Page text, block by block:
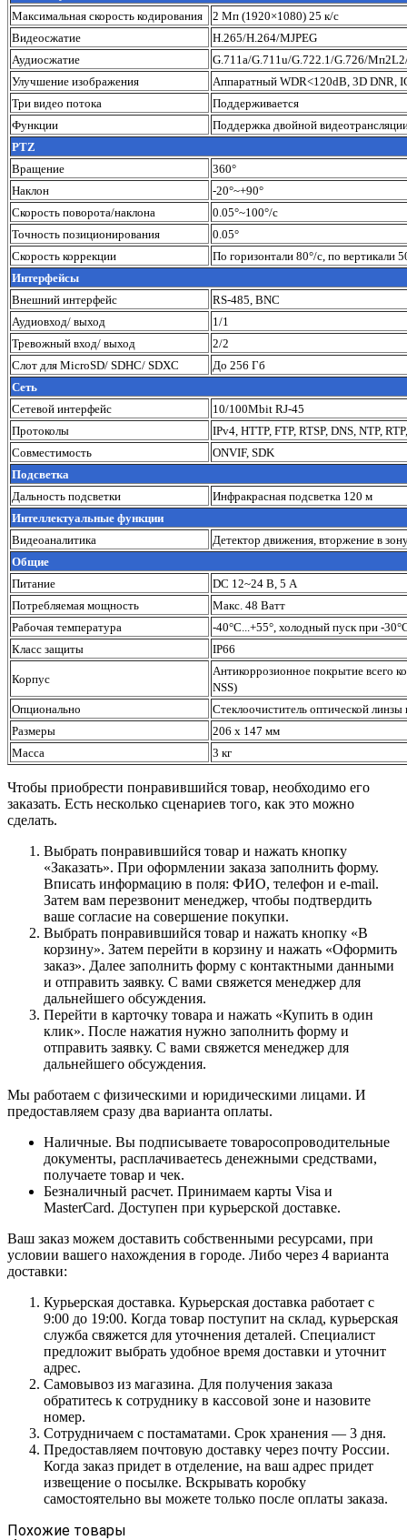
Максимальная скорость кодирования
2 Мп (1920×1080) 25 к/с
Видеосжатие
H.265/H.264/MJPEG
Аудиосжатие
G.711a/G.711u/G.722.1/G.726/
Улучшение изображения
Аппаратный WDR<120dB, 3D DNR,
Три видео потока
Поддерживается
Функции
Поддержка двойной
PTZ
Вращение
360°
Наклон
-20°~+90°
Скорость поворота/наклона
0.05°~100°/с
Точность позиционирования
0.05°
Скорость коррекции
По горизонтали 80°/с, по вертикали
Интерфейсы
Внешний интерфейс
RS-485, BNC
Аудиовход/ выход
1/1
Тревожный вход/ выход
2/2
Слот для MicroSD/ SDHC/ SDXC
До 256 Гб
Сеть
Сетевой интерфейс
10/100Mbit RJ-45
Протоколы
IPv4, HTTP, FTP, RTSP, DNS, NTP,
Совместимость
ONVIF, SDK
Подсветка
Дальность подсветки
Инфракрасная подсветка 120 м
Интеллектуальные функции
Видеоаналитика
Детектор движения, вторжение в
Общие
Питание
DC 12~24 В, 5 А
Потребляемая мощность
Макс. 48 Ватт
Рабочая температура
-40°C...+55°, холодный пуск при -
Класс защиты
IP66
Корпус
Антикоррозионное покрытие всего
NSS)
Опционально
Стеклоочиститель оптической
Размеры
206 х 147 мм
Масса
3 кг
Чтобы приобрести понравившийся товар, необходимо его
заказать. Есть несколько сценариев того, как это можно
сделать.
Выбрать понравившийся товар и нажать кнопку
«Заказать». При оформлении заказа заполнить форму.
Вписать информацию в поля: ФИО, телефон и e-mail.
Затем вам перезвонит менеджер, чтобы подтвердить
ваше согласие на совершение покупки.
Выбрать понравившийся товар и нажать кнопку «В
корзину». Затем перейти в корзину и нажать «Оформить
заказ». Далее заполнить форму с контактными данными
и отправить заявку. С вами свяжется менеджер для
дальнейшего обсуждения.
Перейти в карточку товара и нажать «Купить в один
клик». После нажатия нужно заполнить форму и
отправить заявку. С вами свяжется менеджер для
дальнейшего обсуждения.
Мы работаем с физическими и юридическими лицами. И
предоставляем сразу два варианта оплаты.
Наличные. Вы подписываете товаросопроводительные
документы, расплачиваетесь денежными средствами,
получаете товар и чек.
Безналичный расчет. Принимаем карты Visa и
MasterCard. Доступен при курьерской доставке.
Ваш заказ можем доставить собственными ресурсами, при
условии вашего нахождения в городе. Либо через 4 варианта
доставки:
Курьерская доставка. Курьерская доставка работает с
9:00 до 19:00. Когда товар поступит на склад, курьерская
служба свяжется для уточнения деталей. Специалист
предложит выбрать удобное время доставки и уточнит
адрес.
Самовывоз из магазина. Для получения заказа
обратитесь к сотруднику в кассовой зоне и назовите
номер.
Сотрудничаем с постаматами. Срок хранения — 3 дня.
Предоставляем почтовую доставку через почту России.
Когда заказ придет в отделение, на ваш адрес придет
извещение о посылке. Вскрывать коробку
самостоятельно вы можете только после оплаты заказа.
Похожие товары